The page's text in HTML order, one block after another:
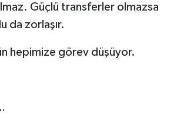
Güçlü transferler olmazsa
da zorlaşır.
hepimize görev düşüyor.